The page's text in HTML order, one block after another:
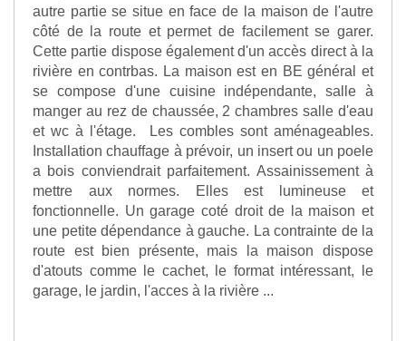
autre partie se situe en face de la maison de l'autre
côté de la route et permet de facilement se garer.
Cette partie dispose également d'un accès direct à la
rivière en contrbas. La maison est en BE général et
se compose d'une cuisine indépendante, salle à
manger au rez de chaussée, 2 chambres salle d'eau
et wc à l'étage. Les combles sont aménageables.
Installation chauffage à prévoir, un insert ou un poele
a bois conviendrait parfaitement. Assainissement à
mettre aux normes. Elles est lumineuse et
fonctionnelle. Un garage coté droit de la maison et
une petite dépendance à gauche. La contrainte de la
route est bien présente, mais la maison dispose
d'atouts comme le cachet, le format intéressant, le
garage, le jardin, l'acces à la rivière ...